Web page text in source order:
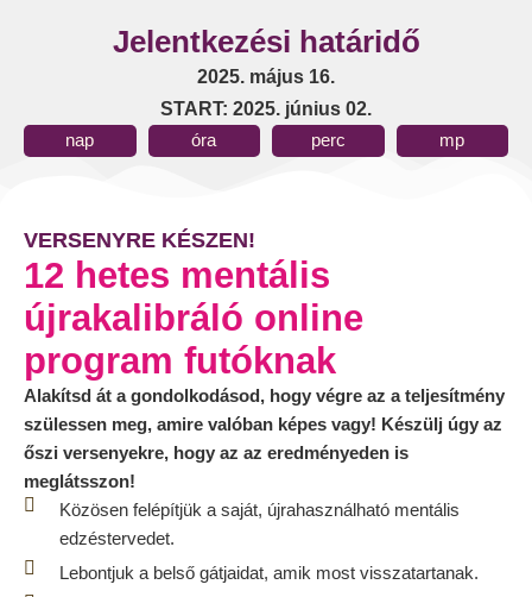
Jelentkezési határidő
2025. május 16.
START: 2025. június 02.
nap óra perc mp
VERSENYRE KÉSZEN!
12 hetes mentális
újrakalibráló online
program futóknak
Alakítsd át a gondolkodásod, hogy végre az a teljesítmény
szülessen meg, amire valóban képes vagy! Készülj úgy az
őszi versenyekre, hogy az az eredményeden is
meglátsszon!
Közösen felépítjük a saját, újrahasználható mentális
edzéstervedet.
Lebontjuk a belső gátjaidat, amik most visszatartanak.